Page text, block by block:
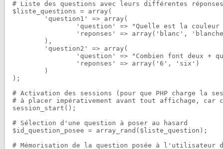
# Liste des questions avec leurs différentes
$liste_questions = array(
);
# Activation des sessions (pour que PHP charge la
# à placer impérativement avant tout affichage, car
session_start();
# Sélection d'une question à poser au hasard
$id_question_posee = array_rand($liste_question);
# Mémorisation de la question posée à l'utilisateur